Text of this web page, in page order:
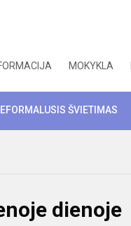
MOKYKLA
ŠVIETIMAS
dienoje